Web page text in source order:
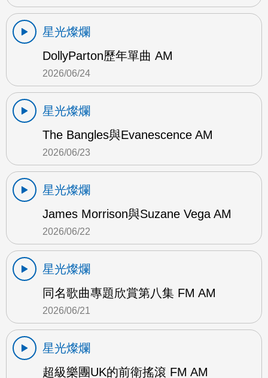
星光燦爛
DollyParton歷年單曲 AM
2026/06/24
星光燦爛
The Bangles與Evanescence AM
2026/06/23
星光燦爛
James Morrison與Suzane Vega AM
2026/06/22
星光燦爛
同名歌曲專題欣賞第八集 FM AM
2026/06/21
星光燦爛
超級樂團UK的前衛搖滾 FM AM